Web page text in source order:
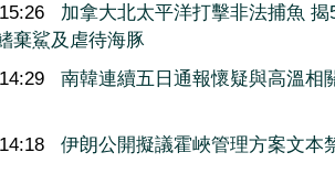
加拿大北太平洋打擊非法捕魚 揭
棄鯊及虐待海豚
南韓連續五日通報懷疑與高溫相
伊朗公開擬議霍峽管理方案文本